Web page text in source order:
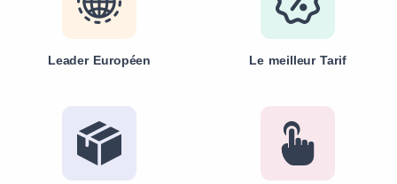
Leader Européen Le meilleur Tarif